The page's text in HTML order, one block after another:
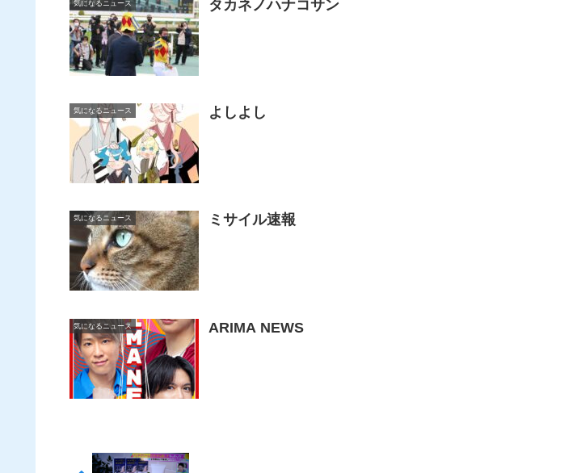
気になるニュース タカネノハナコサン
気になるニュース よしよし
気になるニュース ミサイル速報
気になるニュース ARIMA NEWS